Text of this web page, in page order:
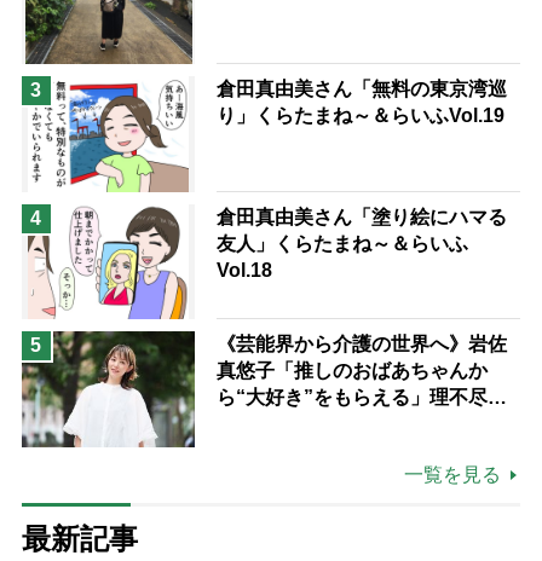
3
倉田真由美さん「無料の東京湾巡
り」くらたまね～＆らいふVol.19
4
倉田真由美さん「塗り絵にハマる
友人」くらたまね～＆らいふ
Vol.18
5
《芸能界から介護の世界へ》岩佐
真悠子「推しのおばあちゃんか
ら“大好き”をもらえる」理不尽さ
一覧を見る
最新記事